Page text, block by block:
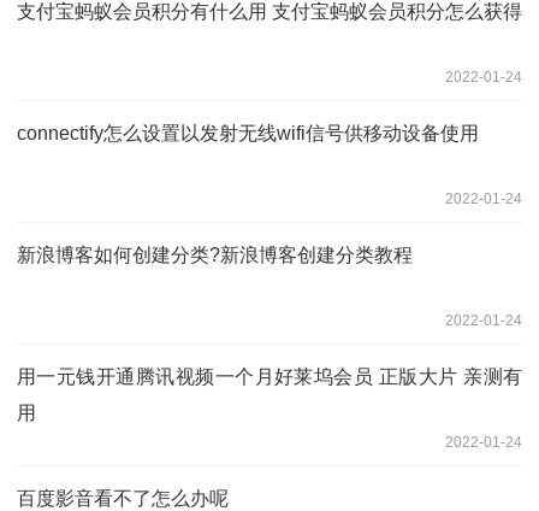
支付宝蚂蚁会员积分有什么用 支付宝蚂蚁会员积分怎么获得
2022-01-24
connectify怎么设置以发射无线wifi信号供移动设备使用
2022-01-24
新浪博客如何创建分类?新浪博客创建分类教程
2022-01-24
用一元钱开通腾讯视频一个月好莱坞会员 正版大片 亲测有
用
2022-01-24
百度影音看不了怎么办呢